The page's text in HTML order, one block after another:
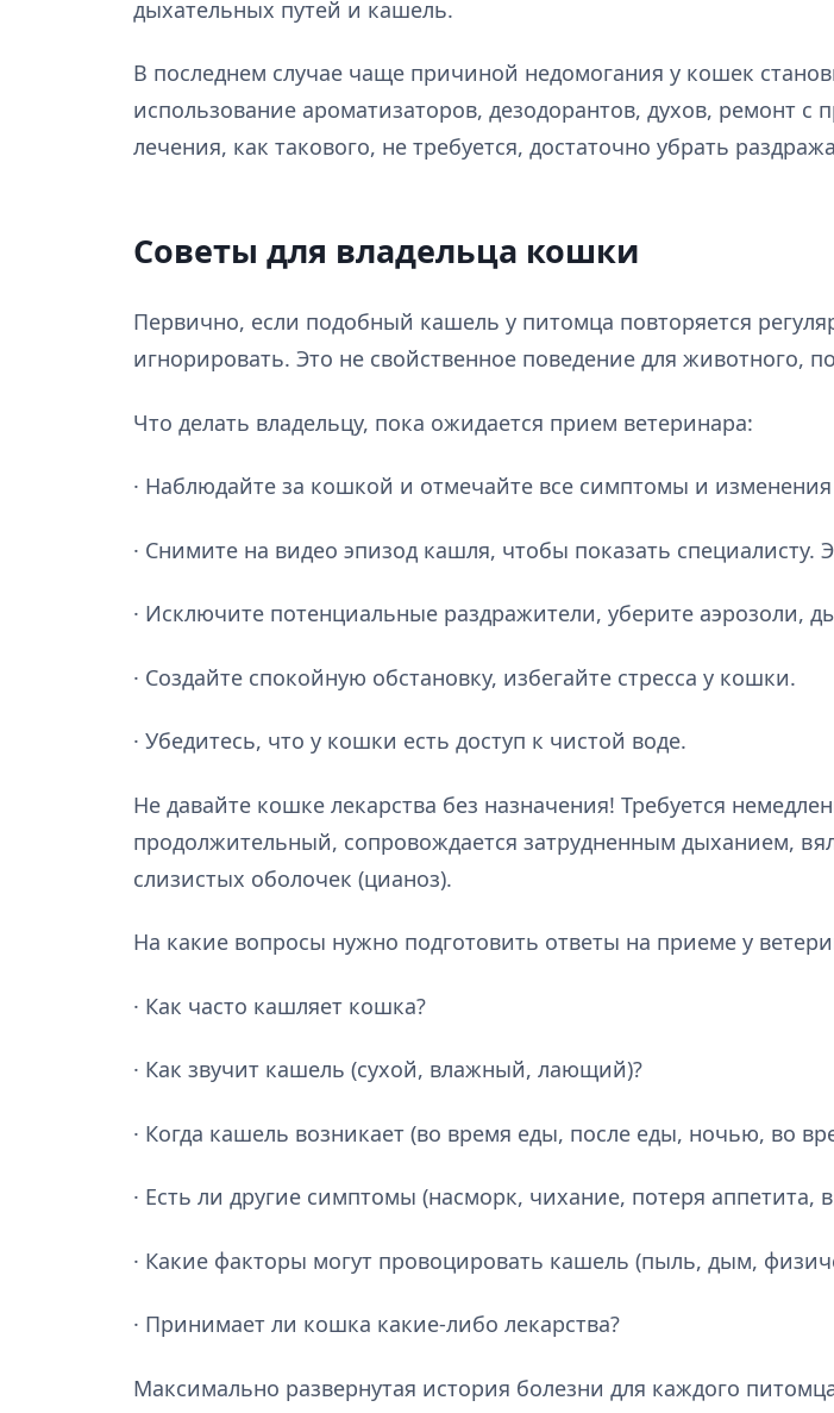
дыхательных путей и кашель.
В последнем случае чаще причиной недомогания у кошек
использование ароматизаторов, дезодорантов, духов, ремонт
лечения, как такового, не требуется, достаточно убрать
Советы для владельца кошки
Первично, если подобный кашель у питомца повторяется
игнорировать. Это не свойственное поведение для животного,
Что делать владельцу, пока ожидается прием ветеринара:
· Наблюдайте за кошкой и отмечайте все симптомы и
· Снимите на видео эпизод кашля, чтобы показать
· Исключите потенциальные раздражители, уберите аэрозоли,
· Создайте спокойную обстановку, избегайте стресса у кошки.
· Убедитесь, что у кошки есть доступ к чистой воде.
Не давайте кошке лекарства без назначения! Требуется
продолжительный, сопровождается затрудненным дыханием,
слизистых оболочек (цианоз).
На какие вопросы нужно подготовить ответы на приеме у
· Как часто кашляет кошка?
· Как звучит кашель (сухой, влажный, лающий)?
· Когда кашель возникает (во время еды, после еды, ночью, во
· Есть ли другие симптомы (насморк, чихание, потеря аппетита,
· Какие факторы могут провоцировать кашель (пыль, дым,
· Принимает ли кошка какие-либо лекарства?
Максимально развернутая история болезни для каждого